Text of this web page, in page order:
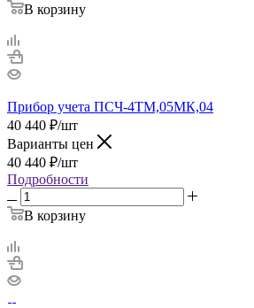
В корзину
Прибор учета ПСЧ-4ТМ,05МК,04
40 440 ₽/шт
Варианты цен
40 440 ₽/шт
Подробности
В корзину